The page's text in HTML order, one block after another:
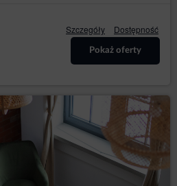
umowy dochodzi za
Formularza Rezerwacji
po sobie krokach - dokładne
Gościa terminu rozpoczęcia i
Gościa wszystkich niezbędnych
zostanie podsumowanie
złożenia rezerwacji konieczne jest
formularzu rezerwacji danych
jako obowiązkowe, dokonanie
wysłanie rezerwacji
przycisku [Złóż zamówienie].
Szczegóły Dostępność
Pokaż oferty